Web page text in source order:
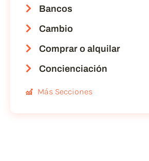
Bancos
Cambio
Comprar o alquilar
Concienciación
Más Secciones